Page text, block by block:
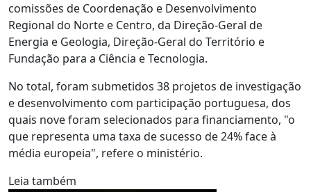
comissões de Coordenação e Desenvolvimento
Regional do Norte e Centro, da Direção-Geral de
Energia e Geologia, Direção-Geral do Território e
Fundação para a Ciência e Tecnologia.
No total, foram submetidos 38 projetos de investigação
e desenvolvimento com participação portuguesa, dos
quais nove foram selecionados para financiamento, "o
que representa uma taxa de sucesso de 24% face à
média europeia", refere o ministério.
Leia também